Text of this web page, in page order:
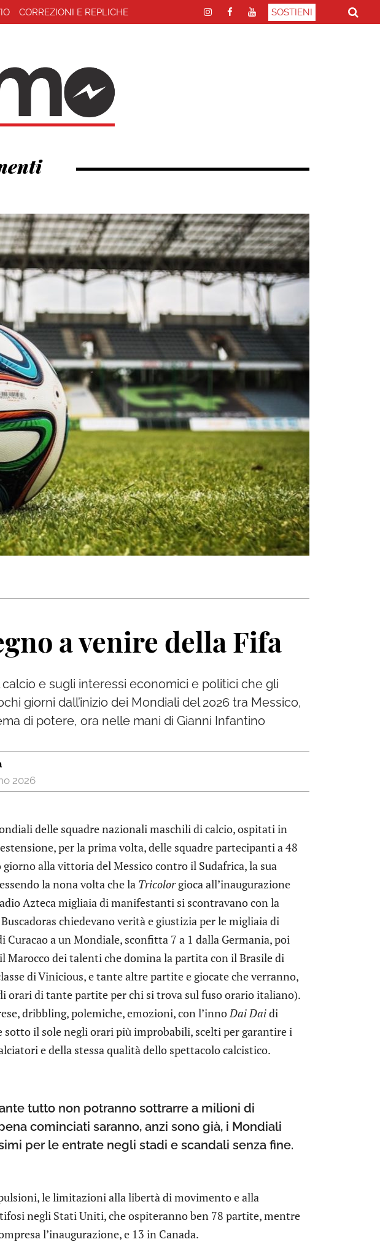
CORREZIONI E REPLICHE SOSTIENI
a venire della Fifa
e sugli interessi economici e politici che gli
giorni dall’inizio dei Mondiali del 2026 tra Messico,
di potere, ora nelle mani di Gianni Infantino
2026
delle squadre nazionali maschili di calcio, ospitati in
per la prima volta, delle squadre partecipanti a 48
alla vittoria del Messico contro il Sudafrica, la sua
la nona volta che la Tricolorgioca all’inaugurazione
Azteca migliaia di manifestanti si scontravano con la
chiedevano verità e giustizia per le migliaia di
Curacao a un Mondiale, sconfitta 7 a 1 dalla Germania, poi
il Marocco dei talenti che domina la partita con il Brasile di
di Vinicious, e tante altre partite e giocate che verranno,
orari di tante partite per chi si trova sul fuso orario italiano).
dribbling, polemiche, emozioni, con l’innoDai Daidi
sotto il sole negli orari più improbabili, scelti per garantire i
e della stessa qualità dello spettacolo calcistico.
tutto non potranno sottrarre a milioni di
cominciati saranno, anzi sono già, i Mondiali
per le entrate negli stadi e scandali senza fine.
le limitazioni alla libertà di movimento e alla
negli Stati Uniti, che ospiteranno ben 78 partite, mentre
l’inaugurazione, e 13 in Canada.